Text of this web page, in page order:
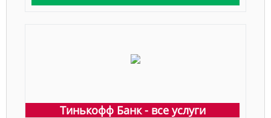
Тинькофф Банк - все услуги